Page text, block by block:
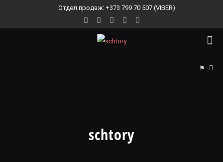
Отдел продаж: +373 799 70 507 (VIBER)
⚑
schtory